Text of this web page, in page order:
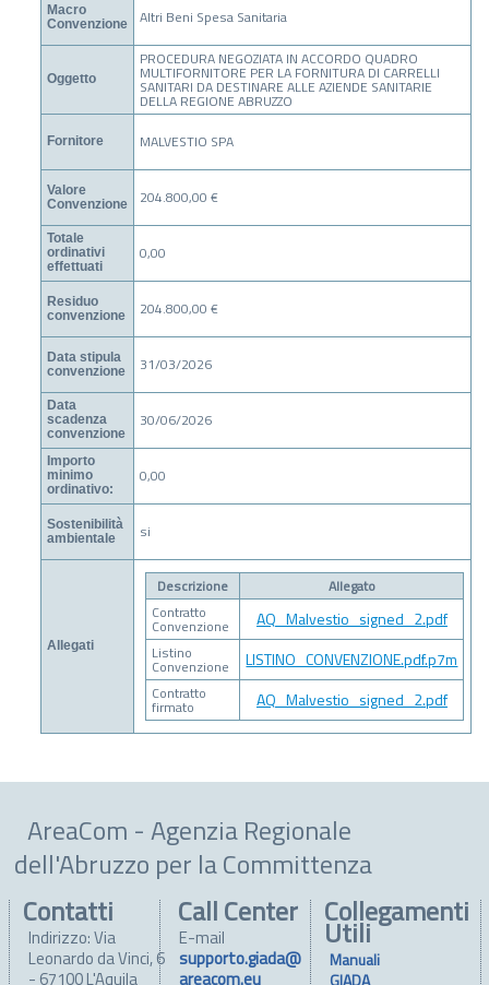
Macro
Convenzione
Altri Beni Spesa Sanitaria
Oggetto
PROCEDURA NEGOZIATA IN ACCORDO QUADRO
MULTIFORNITORE PER LA FORNITURA DI CARRELLI
SANITARI DA DESTINARE ALLE AZIENDE SANITARIE
DELLA REGIONE ABRUZZO
Fornitore MALVESTIO SPA
Valore
Convenzione
204.800,00 €
Totale
ordinativi
effettuati
0,00
Residuo
convenzione
204.800,00 €
Data stipula
convenzione
31/03/2026
Data
scadenza
convenzione
30/06/2026
Importo
minimo
ordinativo:
0,00
Sostenibilità
ambientale
si
Allegati
Descrizione
Allegato
Contratto
Convenzione AQ_Malvestio_signed_2.pdf
Listino
Convenzione LISTINO_CONVENZIONE.pdf.p7m
Contratto
firmato AQ_Malvestio_signed_2.pdf
AreaCom - Agenzia Regionale
dell'Abruzzo per la Committenza
Contatti
Indirizzo: Via
Leonardo da Vinci, 6
- 67100 L'Aquila
Collegamenti
Utili
Manuali
GIADA
Call Center
E-mail
supporto.giada@
areacom.eu